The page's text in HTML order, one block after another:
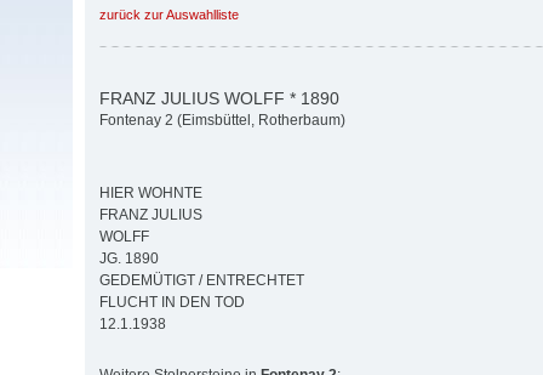
zurück zur Auswahlliste
FRANZ JULIUS WOLFF * 1890
Fontenay 2 (Eimsbüttel, Rotherbaum)
HIER WOHNTE
FRANZ JULIUS
WOLFF
JG. 1890
GEDEMÜTIGT / ENTRECHTET
FLUCHT IN DEN TOD
12.1.1938